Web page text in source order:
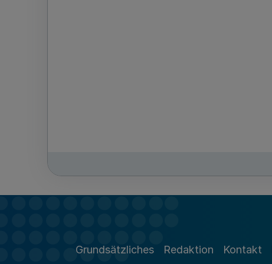
Grundsätzliches Redaktion Kontakt